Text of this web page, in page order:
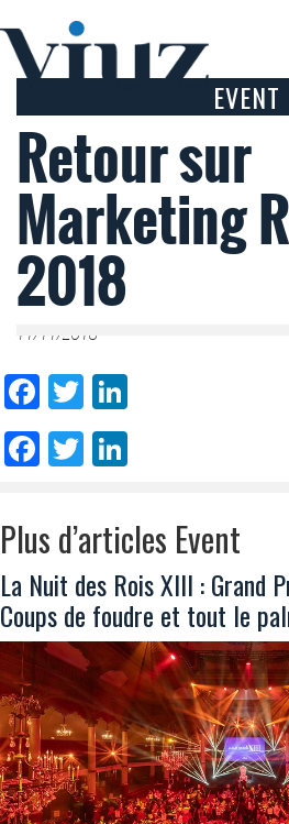
EVENT
Retour sur
Marketing
2018
11/11/2018
Facebook
Twitter
Facebook
Twitter
Plus d’articles Event
La Nuit des Rois XIII : Grand
Coups de foudre et tout le